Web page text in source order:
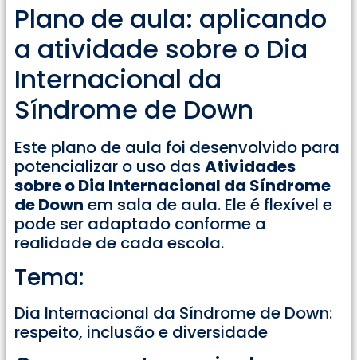
Plano de aula: aplicando
a atividade sobre o Dia
Internacional da
Síndrome de Down
Este plano de aula foi desenvolvido para
potencializar o uso das Atividades
sobre o Dia Internacional da Síndrome
de Down em sala de aula. Ele é flexível e
pode ser adaptado conforme a
realidade de cada escola.
Tema:
Dia Internacional da Síndrome de Down:
respeito, inclusão e diversidade